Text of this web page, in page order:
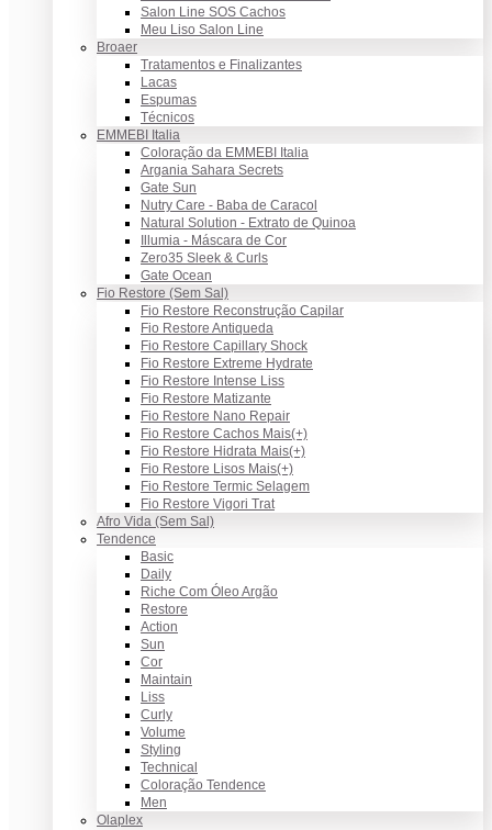
Salon Line SOS Cachos
Meu Liso Salon Line
Broaer
Tratamentos e Finalizantes
Lacas
Espumas
Técnicos
EMMEBI Italia
Coloração da EMMEBI Italia
Argania Sahara Secrets
Gate Sun
Nutry Care - Baba de Caracol
Natural Solution - Extrato de Quinoa
Illumia - Máscara de Cor
Zero35 Sleek & Curls
Gate Ocean
Fio Restore (Sem Sal)
Fio Restore Reconstrução Capilar
Fio Restore Antiqueda
Fio Restore Capillary Shock
Fio Restore Extreme Hydrate
Fio Restore Intense Liss
Fio Restore Matizante
Fio Restore Nano Repair
Fio Restore Cachos Mais(+)
Fio Restore Hidrata Mais(+)
Fio Restore Lisos Mais(+)
Fio Restore Termic Selagem
Fio Restore Vigori Trat
Afro Vida (Sem Sal)
Tendence
Basic
Daily
Riche Com Óleo Argão
Restore
Action
Sun
Cor
Maintain
Liss
Curly
Volume
Styling
Technical
Coloração Tendence
Men
Olaplex